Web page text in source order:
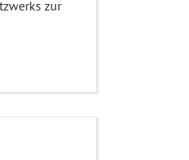
zur